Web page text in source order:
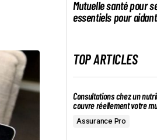
Mutuelle santé pour
essentiels pour
TOP ARTICLES
Consultations chez un
couvre réellement votre
Assurance Pro